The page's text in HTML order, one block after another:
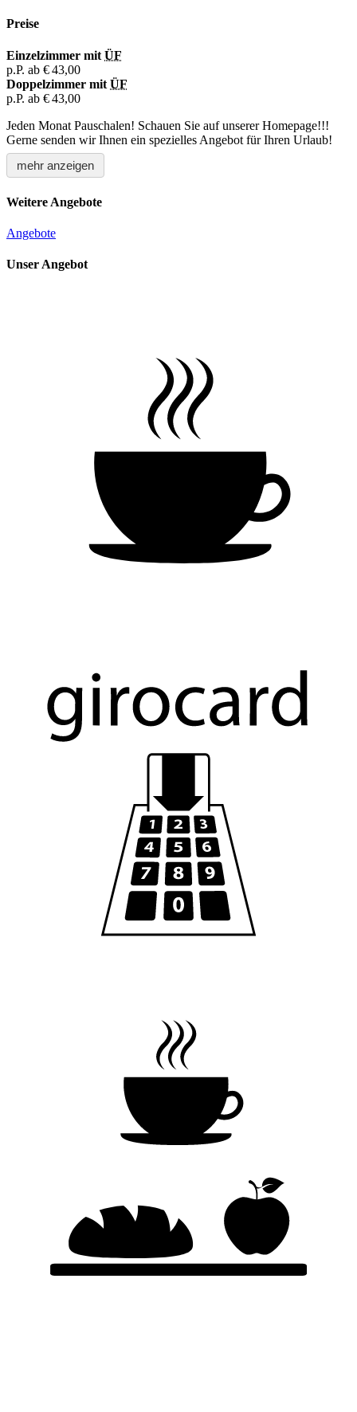
Preise
Einzelzimmer mit ÜF
p.P. ab € 43,00
Doppelzimmer mit ÜF
p.P. ab € 43,00
Jeden Monat Pauschalen! Schauen Sie auf unserer Homepage!!!
Gerne senden wir Ihnen ein spezielles Angebot für Ihren Urlaub!
mehr anzeigen
Weitere Angebote
Angebote
Unser Angebot